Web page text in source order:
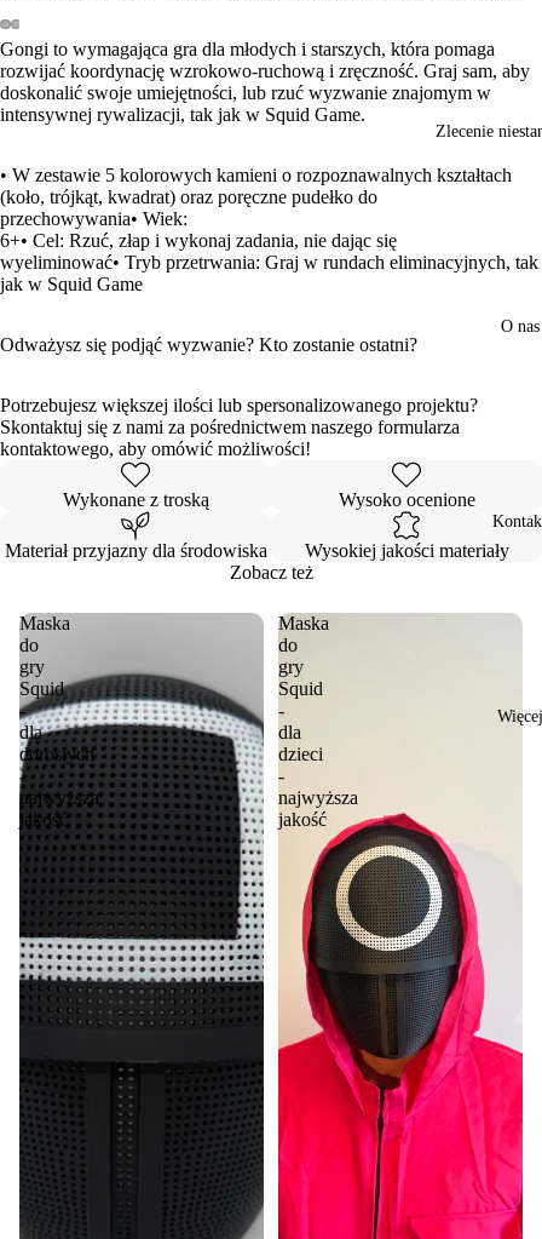
Zlecenie
O nas
Więcej
Otwórz
obraz
w trybie
pełnoekranowym
Otwórz
obraz
w trybie
pełnoekranowym
Otwórz
obraz
w trybie
pełnoekranowym
Otwórz
obraz
w trybie
pełnoekranowym
Gongi to wymagająca gra dla młodych i starszych, która pomaga
rozwijać koordynację wzrokowo-ruchową i zręczność. Graj sam, aby
doskonalić swoje umiejętności, lub rzuć wyzwanie znajomym w
intensywnej rywalizacji, tak jak w Squid Game.
• W zestawie 5 kolorowych kamieni o rozpoznawalnych kształtach
(koło, trójkąt, kwadrat) oraz poręczne pudełko do
przechowywania• Wiek:
6+• Cel: Rzuć, złap i wykonaj zadania, nie dając się
wyeliminować• Tryb przetrwania: Graj w rundach eliminacyjnych, tak
jak w Squid Game
Odważysz się podjąć wyzwanie? Kto zostanie ostatni?
Potrzebujesz większej ilości lub spersonalizowanego projektu?
Skontaktuj się z nami za pośrednictwem naszego formularza
kontaktowego, aby omówić możliwości!
Wykonane z troską Wysoko ocenione
Materiał przyjazny dla środowiska
Wysokiej jakości materiały
Zobacz też
Maska
do
gry
Squid
-
dla
dorosłych
-
najwyższa
jakość
Maska
do
gry
Squid
-
dla
dzieci
-
najwyższa
jakość